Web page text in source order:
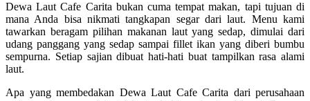
Dewa Laut Cafe Carita bukan cuma tempat makan, tapi tujuan di
mana Anda bisa nikmati tangkapan segar dari laut. Menu kami
tawarkan beragam pilihan makanan laut yang sedap, dimulai dari
udang panggang yang sedap sampai fillet ikan yang diberi bumbu
sempurna. Setiap sajian dibuat hati-hati buat tampilkan rasa alami
laut.
Apa yang membedakan Dewa Laut Cafe Carita dari perusahaan